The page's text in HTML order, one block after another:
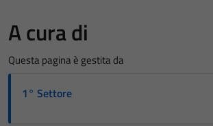
A cura di
Questa pagina è gestita da
1° Settore